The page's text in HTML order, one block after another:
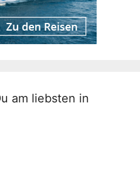
am liebsten in